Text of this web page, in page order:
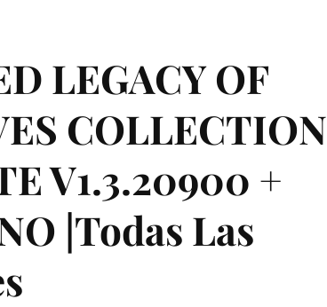
LEGACY OF
COLLECTION
V1.3.20900 +
|Todas Las